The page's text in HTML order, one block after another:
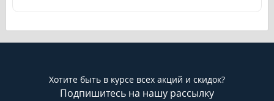
Хотите быть в курсе всех акций и скидок?
Подпишитесь на нашу рассылку